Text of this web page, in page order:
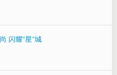
闪耀“星”城